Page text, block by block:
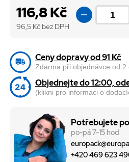
116,8 Kč
96,5 Kč bez DPH
Ceny dopravy od 91 Kč
Zdarma při objednávce od 2
Objednejte do 12:00,
(klikni pro informaci o
Potřebujete
po-pá 7-15 hod
+420 469 623